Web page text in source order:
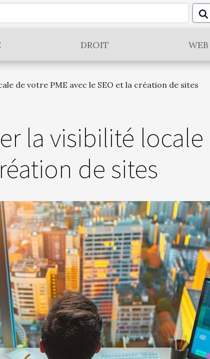
DROIT WEB
de votre PME avec le SEO et la création de sites
la visibilité locale
de sites